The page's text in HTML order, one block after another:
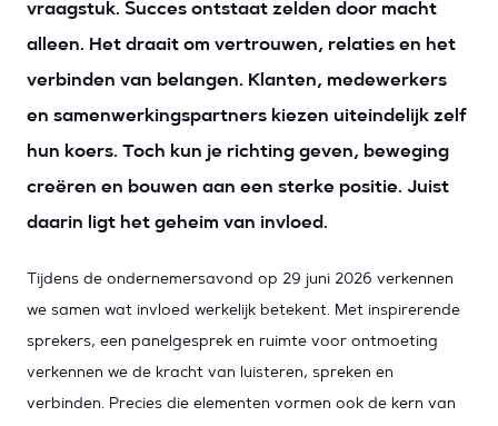
vraagstuk. Succes ontstaat zelden door macht
alleen. Het draait om vertrouwen, relaties en het
verbinden van belangen. Klanten, medewerkers
en samenwerkingspartners kiezen uiteindelijk zelf
hun koers. Toch kun je richting geven, beweging
creëren en bouwen aan een sterke positie. Juist
daarin ligt het geheim van invloed.
Tijdens de ondernemersavond op 29 juni 2026 verkennen
we samen wat invloed werkelijk betekent. Met inspirerende
sprekers, een panelgesprek en ruimte voor ontmoeting
verkennen we de kracht van luisteren, spreken en
verbinden. Precies die elementen vormen ook de kern van